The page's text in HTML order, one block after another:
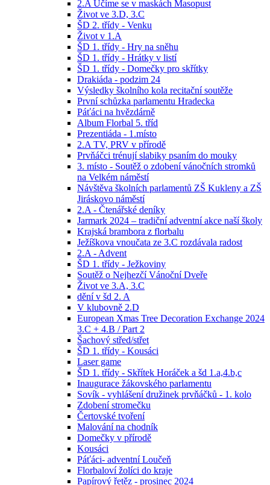
2.A Učíme se v maskách Masopust
Život ve 3.D, 3.C
ŠD 2. třídy - Venku
Život v 1.A
ŠD 1. třídy - Hry na sněhu
ŠD 1. třídy - Hrátky v listí
ŠD 1. třídy - Domečky pro skřítky
Drakiáda - podzim 24
Výsledky školního kola recitační soutěže
První schůzka parlamentu Hradecka
Páťáci na hvězdárně
Album Florbal 5. tříd
Prezentiáda - 1.místo
2.A TV, PRV v přírodě
Prvňáčci trénují slabiky psaním do mouky
3. místo - Soutěž o zdobení vánočních stromků
na Velkém náměstí
Návštěva školních parlamentů ZŠ Kukleny a ZŠ
Jiráskovo náměstí
2.A - Čtenářské deníky
Jarmark 2024 – tradiční adventní akce naší školy
Krajská brambora z florbalu
Ježíškova vnoučata ze 3.C rozdávala radost
2.A - Advent
ŠD 1. třídy - Ježkoviny
Soutěž o Nejhezčí Vánoční Dveře
Život ve 3.A, 3.C
dění v šd 2. A
V klubovně 2.D
European Xmas Tree Decoration Exchange 2024
3.C + 4.B / Part 2
Šachový střed/střet
ŠD 1. třídy - Kousáci
Laser game
ŠD 1. třídy - Skřítek Horáček a šd 1.a,4.b,c
Inaugurace žákovského parlamentu
Sovík - vyhlášení družinek prvňáčků - 1. kolo
Zdobení stromečku
Čertovské tvoření
Malování na chodník
Domečky v přírodě
Kousáci
Páťáci- adventní Loučeň
Florbaloví žolíci do kraje
Papírový řetěz - prosinec 2024